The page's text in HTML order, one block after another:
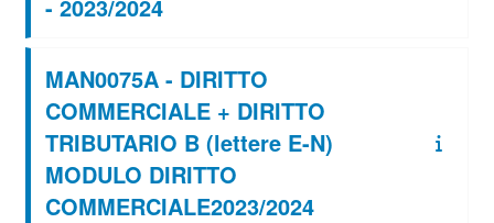
- 2023/2024
MAN0075A - DIRITTO
COMMERCIALE + DIRITTO
TRIBUTARIO B (lettere E-N)
MODULO DIRITTO
COMMERCIALE2023/2024